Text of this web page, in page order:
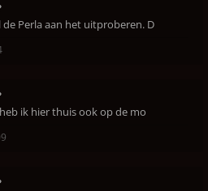
Perla aan het uitproberen. D
ik hier thuis ook op de mo